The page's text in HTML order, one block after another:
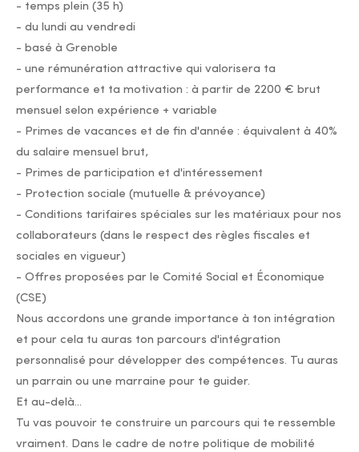
- temps plein (35 h)
- du lundi au vendredi
- basé à Grenoble
- une rémunération attractive qui valorisera ta
performance et ta motivation : à partir de 2200 € brut
mensuel selon expérience + variable
- Primes de vacances et de fin d'année : équivalent à 40%
du salaire mensuel brut,
- Primes de participation et d'intéressement
- Protection sociale (mutuelle & prévoyance)
- Conditions tarifaires spéciales sur les matériaux pour nos
collaborateurs (dans le respect des règles fiscales et
sociales en vigueur)
- Offres proposées par le Comité Social et Économique
(CSE)
Nous accordons une grande importance à ton intégration
et pour cela tu auras ton parcours d'intégration
personnalisé pour développer des compétences. Tu auras
un parrain ou une marraine pour te guider.
Et au-delà...
Tu vas pouvoir te construire un parcours qui te ressemble
vraiment. Dans le cadre de notre politique de mobilité